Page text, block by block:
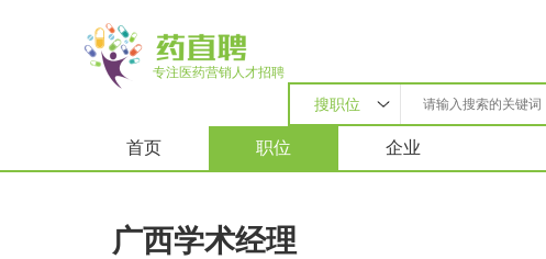
专注医药营销人才招聘
搜职位
首页 职位 企业
广西学术经理